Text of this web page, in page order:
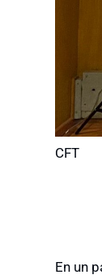
CFT
En un